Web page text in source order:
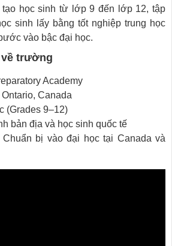
tạo học sinh từ lớp 9 đến lớp 12, tập
sinh lấy bằng tốt nghiệp trung học
vào bậc đại học.
trường
Academy
Canada
(Grades 9–12)
bản địa và học sinh quốc tế
Chuẩn bị vào đại học tại Canada và